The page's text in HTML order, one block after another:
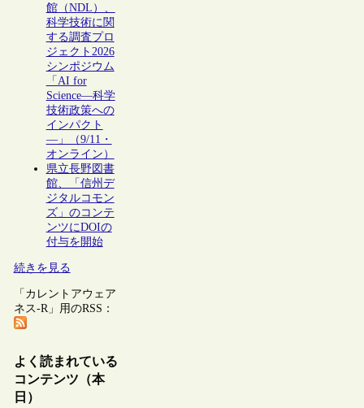
館（NDL）、
科学技術に関
する調査プロ
ジェクト2026
シンポジウム
「AI for
Science―科学
技術政策への
インパクト
―」（9/11・
オンライン）
県立長野図書
館、「信州デ
ジタルコモン
ズ」のコンテ
ンツにDOIの
付与を開始
続きを見る
「カレントアウェア
ネス-R」用のRSS：
よく読まれている
コンテンツ（本
日）